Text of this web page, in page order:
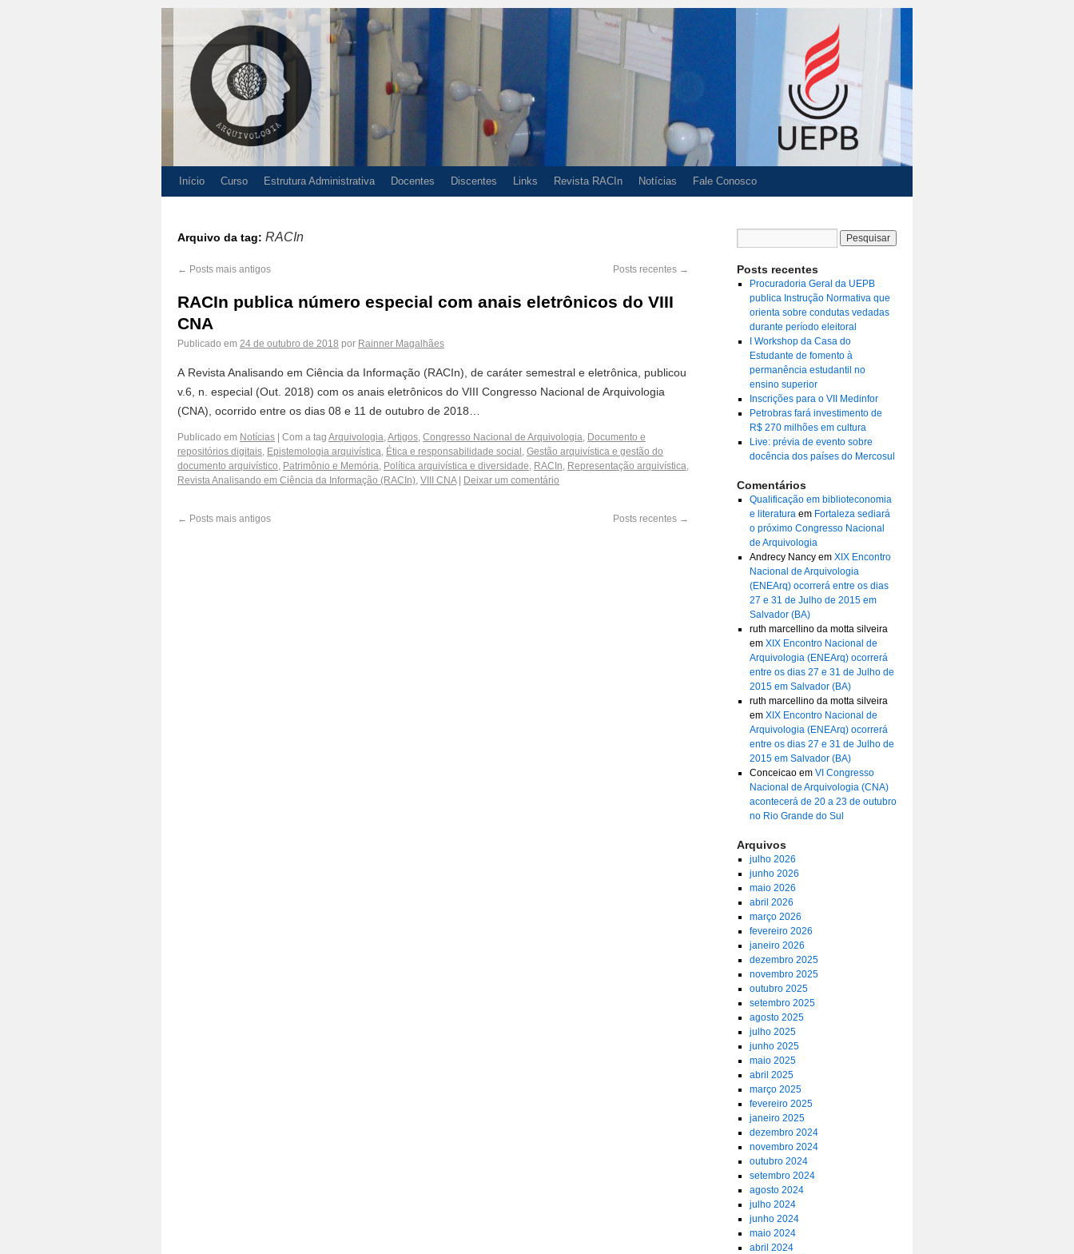
Início Curso Estrutura Administrativa Docentes Discentes Links Revista RACIn Notícias Fale Conosco
Arquivo da tag: RACIn
← Posts mais antigos Posts recentes →
RACIn publica número especial com anais eletrônicos do VIII
CNA
Publicado em 24 de outubro de 2018 por Rainner Magalhães
A Revista Analisando em Ciência da Informação (RACIn), de caráter semestral e eletrônica, publicou
v.6, n. especial (Out. 2018) com os anais eletrônicos do VIII Congresso Nacional de Arquivologia
(CNA), ocorrido entre os dias 08 e 11 de outubro de 2018…
Publicado em Notícias Com a tag Arquivologia,Artigos, Congresso Nacional de Arquivologia, Documento e
repositórios digitais, Epistemologia arquivística, Ética e responsabilidade social , Gestão arquivística e gestão do
documento arquivístico, Patrimônio e Memória, Política arquivística e diversidade, RACIn, Representação arquivística,
Revista Analisando em Ciência da Informação (RACIn), VIII CNA Deixar um comentário
← Posts mais antigos Posts recentes →
Posts recentes
Procuradoria Geral da UEPB
publica Instrução Normativa que
orienta sobre condutas vedadas
durante período eleitoral
I Workshop da Casa do
Estudante de fomento à
permanência estudantil no
ensino superior
Inscrições para o VII Medinfor
Petrobras fará investimento de
R$ 270 milhões em cultura
Live: prévia de evento sobre
docência dos países do Mercosul
Comentários
Qualificação em biblioteconomia
e literaturaem Fortaleza sediará
o próximo Congresso Nacional
de Arquivologia
Andrecy Nancyem XIX Encontro
Nacional de Arquivologia
(ENEArq) ocorrerá entre os dias
27 e 31 de Julho de 2015 em
Salvador (BA)
ruth marcellino da motta silveira
em XIX Encontro Nacional de
Arquivologia (ENEArq) ocorrerá
entre os dias 27 e 31 de Julho de
2015 em Salvador (BA)
ruth marcellino da motta silveira
em XIX Encontro Nacional de
Arquivologia (ENEArq) ocorrerá
entre os dias 27 e 31 de Julho de
2015 em Salvador (BA)
Conceicaoem VI Congresso
Nacional de Arquivologia (CNA)
acontecerá de 20 a 23 de outubro
no Rio Grande do Sul
Arquivos
julho 2026
junho 2026
maio 2026
abril 2026
março 2026
fevereiro 2026
janeiro 2026
dezembro 2025
novembro 2025
outubro 2025
setembro 2025
agosto 2025
julho 2025
junho 2025
maio 2025
abril 2025
março 2025
fevereiro 2025
janeiro 2025
dezembro 2024
novembro 2024
outubro 2024
setembro 2024
agosto 2024
julho 2024
junho 2024
maio 2024
abril 2024